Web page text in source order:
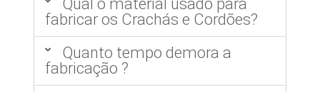
Qual o material usado para
fabricar os Crachás e Cordões?
Quanto tempo demora a
fabricação ?